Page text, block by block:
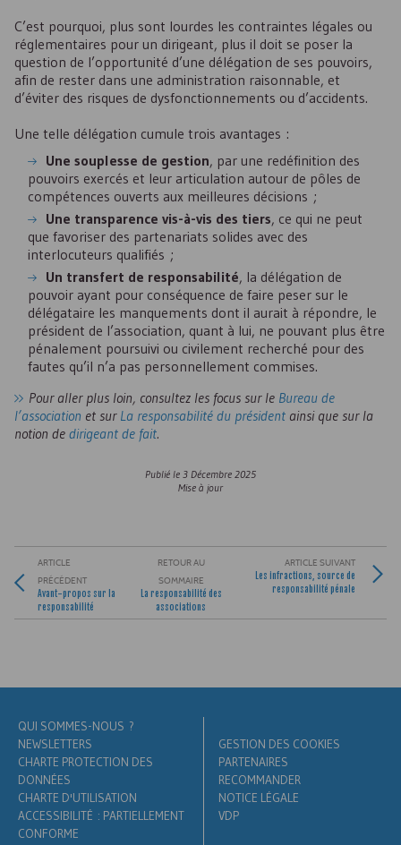
C’est pourquoi, plus sont lourdes les contraintes légales ou
réglementaires pour un dirigeant, plus il doit se poser la
question de l’opportunité d’une délégation de ses pouvoirs,
afin de rester dans une administration raisonnable, et
d’éviter des risques de dysfonctionnements ou d’accidents.
Une telle délégation cumule trois avantages :
Une souplesse de gestion, par une redéfinition des
pouvoirs exercés et leur articulation autour de pôles de
compétences ouverts aux meilleures décisions ;
Une transparence vis-à-vis des tiers, ce qui ne peut
que favoriser des partenariats solides avec des
interlocuteurs qualifiés ;
Un transfert de responsabilité, la délégation de
pouvoir ayant pour conséquence de faire peser sur le
délégataire les manquements dont il aurait à répondre, le
président de l’association, quant à lui, ne pouvant plus être
pénalement poursuivi ou civilement recherché pour des
fautes qu’il n’a pas personnellement commises.
Pour aller plus loin, consultez les focus sur le Bureau de
l’association et sur La responsabilité du président ainsi que sur la
notion de dirigeant de fait.
Publié le 3 Décembre 2025
Mise à jour
ARTICLE
PRÉCÉDENT
Avant-propos sur la
responsabilité
RETOUR AU
SOMMAIRE
La responsabilité des
associations
ARTICLE SUIVANT
Les infractions, source de
responsabilité pénale
QUI SOMMES-NOUS ?
NEWSLETTERS
CHARTE PROTECTION DES
DONNÉES
CHARTE D'UTILISATION
ACCESSIBILITÉ : PARTIELLEMENT
CONFORME
GESTION DES COOKIES
PARTENAIRES
RECOMMANDER
NOTICE LÉGALE
VDP